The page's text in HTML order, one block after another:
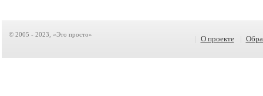
© 2005 - 2023, «Это просто» О проекте